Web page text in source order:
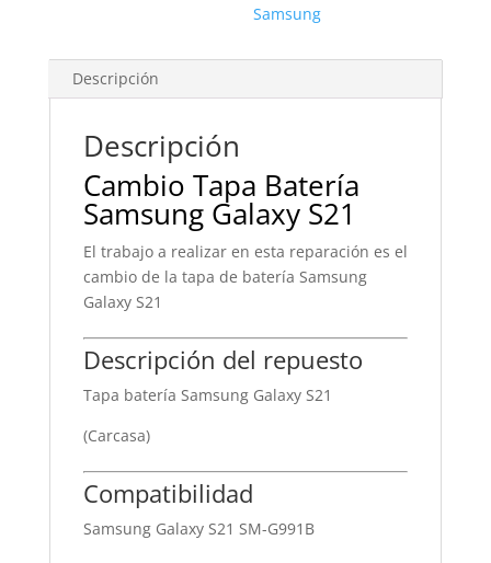
Samsung
Descripción
Descripción
Cambio Tapa Batería
Samsung Galaxy S21
El trabajo a realizar en esta reparación es el
cambio de la tapa de batería Samsung
Galaxy S21
Descripción del repuesto
Tapa batería Samsung Galaxy S21
(Carcasa)
Compatibilidad
Samsung Galaxy S21 SM-G991B